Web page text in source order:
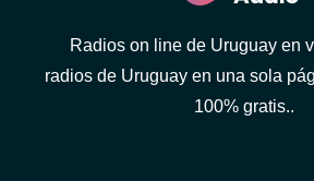
Radios on line de Uruguay en
radios de Uruguay en una sola
100% gratis..